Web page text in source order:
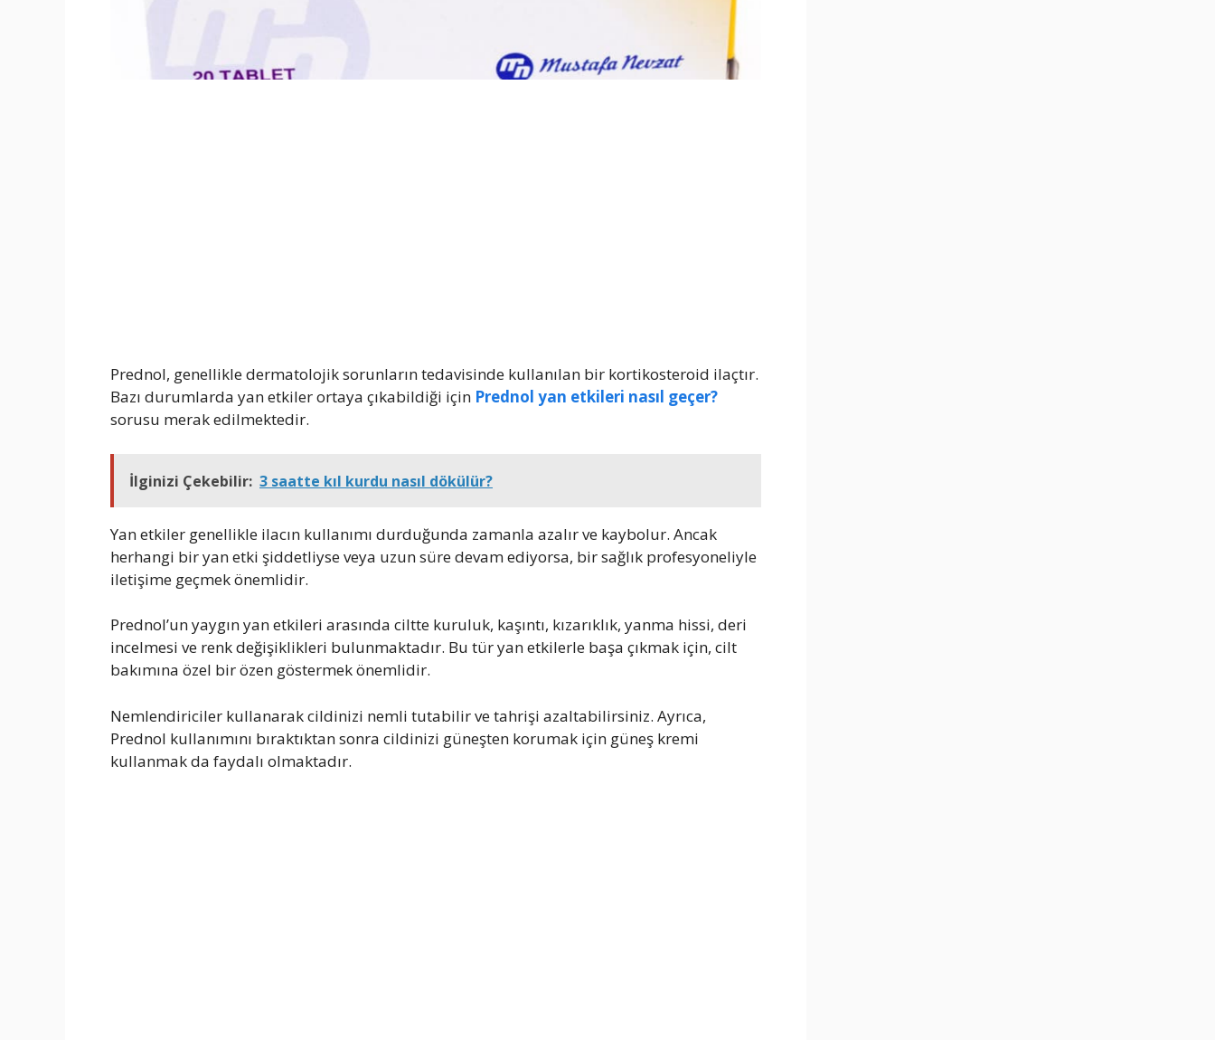
Prednol, genellikle dermatolojik sorunların tedavisinde kullanılan bir kortikosteroid ilaçtır.
Bazı durumlarda yan etkiler ortaya çıkabildiği için Prednol yan etkileri nasıl geçer?
sorusu merak edilmektedir.
İlginizi Çekebilir: 3 saatte kıl kurdu nasıl dökülür?
Yan etkiler genellikle ilacın kullanımı durduğunda zamanla azalır ve kaybolur. Ancak
herhangi bir yan etki şiddetliyse veya uzun süre devam ediyorsa, bir sağlık profesyoneliyle
iletişime geçmek önemlidir.
Prednol’un yaygın yan etkileri arasında ciltte kuruluk, kaşıntı, kızarıklık, yanma hissi, deri
incelmesi ve renk değişiklikleri bulunmaktadır. Bu tür yan etkilerle başa çıkmak için, cilt
bakımına özel bir özen göstermek önemlidir.
Nemlendiriciler kullanarak cildinizi nemli tutabilir ve tahrişi azaltabilirsiniz. Ayrıca,
Prednol kullanımını bıraktıktan sonra cildinizi güneşten korumak için güneş kremi
kullanmak da faydalı olmaktadır.